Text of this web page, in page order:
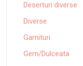
Deserturi diverse
Diverse
Garnituri
Gem/Dulceata